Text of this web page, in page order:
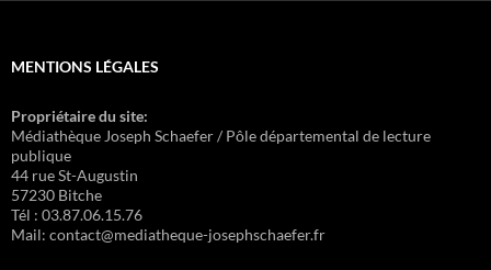
MENTIONS LÉGALES
Propriétaire du site:
Médiathèque Joseph Schaefer / Pôle départemental de lecture
publique
44 rue St-Augustin
57230 Bitche
Tél : 03.87.06.15.76
Mail: contact@mediatheque-josephschaefer.fr